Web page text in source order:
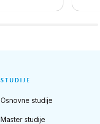
STUDIJE
Osnovne studije
Master studije